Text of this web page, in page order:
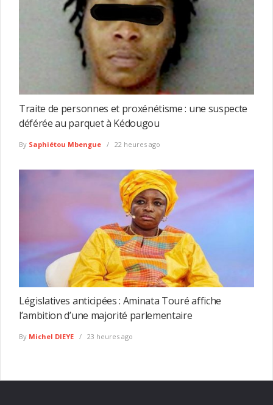
Traite de personnes et proxénétisme : une suspecte
déférée au parquet à Kédougou
By Saphiétou Mbengue 22 heures ago
Législatives anticipées : Aminata Touré affiche
l’ambition d’une majorité parlementaire
By Michel DIEYE 23 heures ago